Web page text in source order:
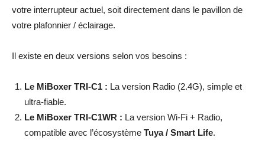
votre interrupteur actuel, soit directement dans le pavillon de
votre plafonnier / éclairage.
Il existe en deux versions selon vos besoins :
Le MiBoxer TRI-C1 : La version Radio (2.4G), simple et
ultra-fiable.
Le MiBoxer TRI-C1WR : La version Wi-Fi + Radio,
compatible avec l’écosystème Tuya / Smart Life.